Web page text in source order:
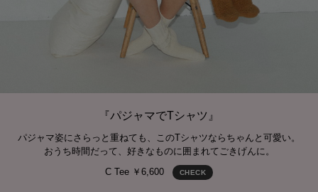
『パジャマでTシャツ』
パジャマ姿にさらっと重ねても、このTシャツならちゃんと可愛い。
おうち時間だって、好きなものに囲まれてごきげんに。
C Tee ￥6,600
CHECK